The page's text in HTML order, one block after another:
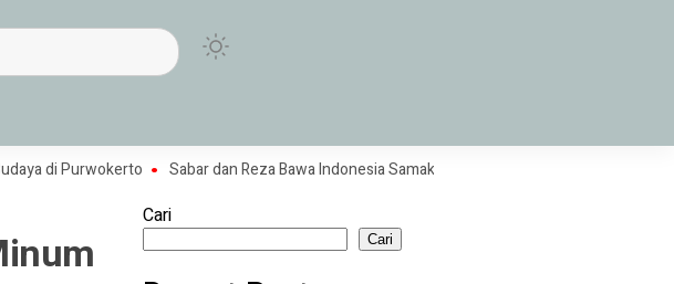
di Purwokerto Sabar dan Reza Bawa Indonesia Samakan Skor Melawan Thailand
Cari
Cari